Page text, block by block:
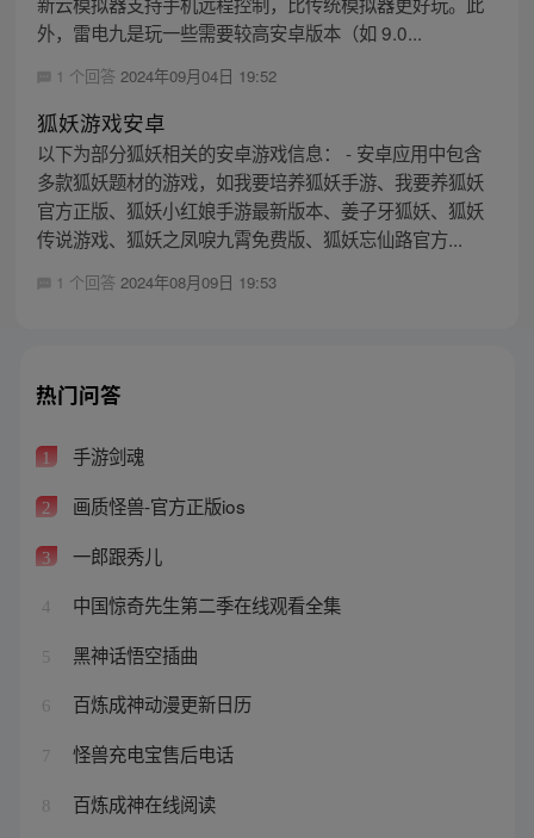
外，雷电九是玩一些需要较高安卓版本（如 9.0...
1 个回答 2024年09月04日 19:52
狐妖游戏安卓
以下为部分狐妖相关的安卓游戏信息： - 安卓应用中包含
多款狐妖题材的游戏，如我要培养狐妖手游、我要养狐妖
官方正版、狐妖小红娘手游最新版本、姜子牙狐妖、狐妖
传说游戏、狐妖之凤唳九霄免费版、狐妖忘仙路官方...
1 个回答 2024年08月09日 19:53
热门问答
1 手游剑魂
2 画质怪兽-官方正版ios
3 一郎跟秀儿
4 中国惊奇先生第二季在线观看全集
5 黑神话悟空插曲
6 百炼成神动漫更新日历
7 怪兽充电宝售后电话
8 百炼成神在线阅读